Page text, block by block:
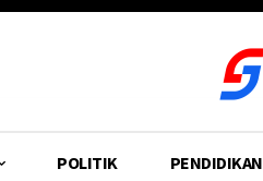
POLITIK PENDIDIKAN